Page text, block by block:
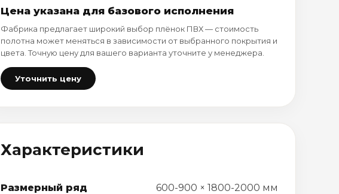
Цена указана для базового исполнения
Фабрика предлагает широкий выбор плёнок ПВХ — стоимость
полотна может меняться в зависимости от выбранного покрытия и
цвета. Точную цену для вашего варианта уточните у менеджера.
Уточнить цену
Характеристики
Размерный ряд 600-900 × 1800-2000 мм